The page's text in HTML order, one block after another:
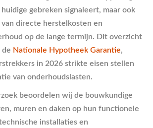
gebreken signaleert, maar ook
directe herstelkosten en
op de lange termijn. Dit overzicht
de Nationale Hypotheek Garantie,
in 2026 strikte eisen stellen
van onderhoudslasten.
beoordelen wij de bouwkundige
muren en daken op hun functionele
installaties en